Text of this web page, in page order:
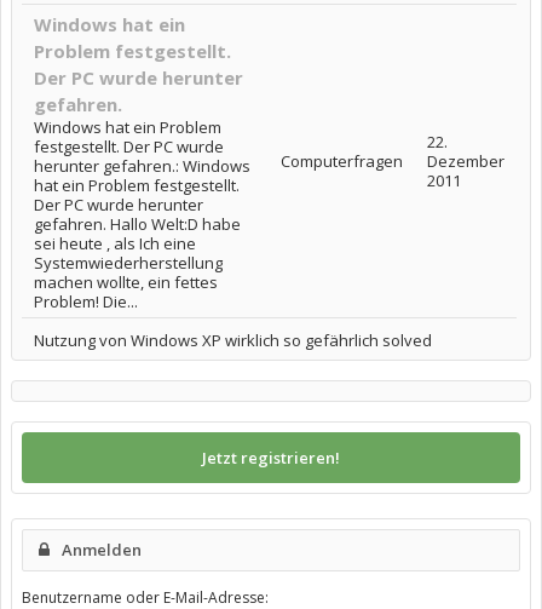
Windows hat ein
Problem festgestellt.
Der PC wurde herunter
gefahren.
Windows hat ein Problem
festgestellt. Der PC wurde
herunter gefahren.: Windows
hat ein Problem festgestellt.
Der PC wurde herunter
gefahren. Hallo Welt:D habe
sei heute , als Ich eine
Systemwiederherstellung
machen wollte, ein fettes
Problem! Die...
Computerfragen
22.
Dezember
2011
Nutzung von Windows XP wirklich so gefährlich solved
Jetzt registrieren!
Anmelden
Benutzername oder E-Mail-Adresse: